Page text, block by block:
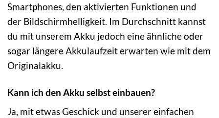
Smartphones, den aktivierten Funktionen und
der Bildschirmhelligkeit. Im Durchschnitt kannst
du mit unserem Akku jedoch eine ähnliche oder
sogar längere Akkulaufzeit erwarten wie mit dem
Originalakku.
Kann ich den Akku selbst einbauen?
Ja, mit etwas Geschick und unserer einfachen